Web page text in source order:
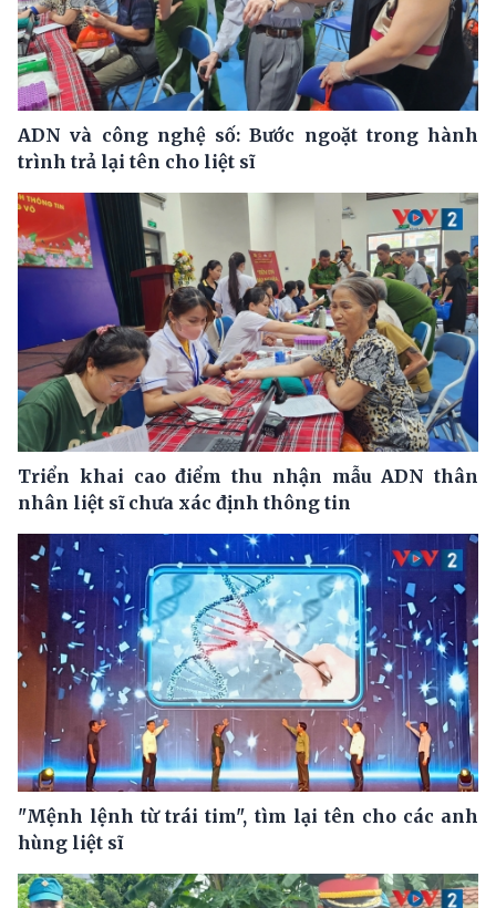
ADN và công nghệ số: Bước ngoặt trong hành
trình trả lại tên cho liệt sĩ
Triển khai cao điểm thu nhận mẫu ADN thân
nhân liệt sĩ chưa xác định thông tin
"Mệnh lệnh từ trái tim", tìm lại tên cho các anh
hùng liệt sĩ